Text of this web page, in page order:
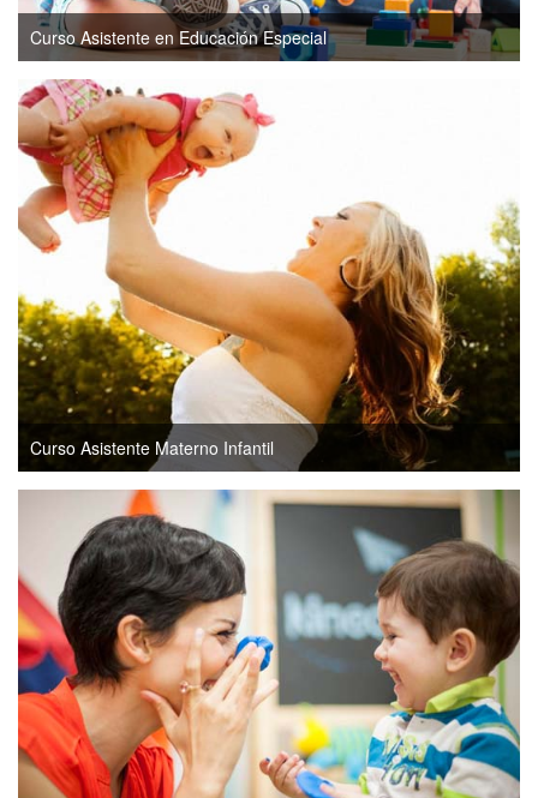
Curso Asistente en Educación Especial
Curso Asistente Materno Infantil